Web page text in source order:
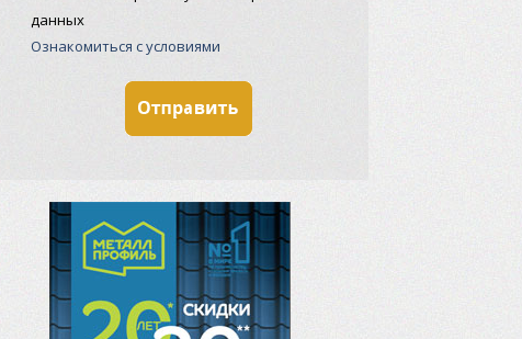
данных
Ознакомиться с условиями